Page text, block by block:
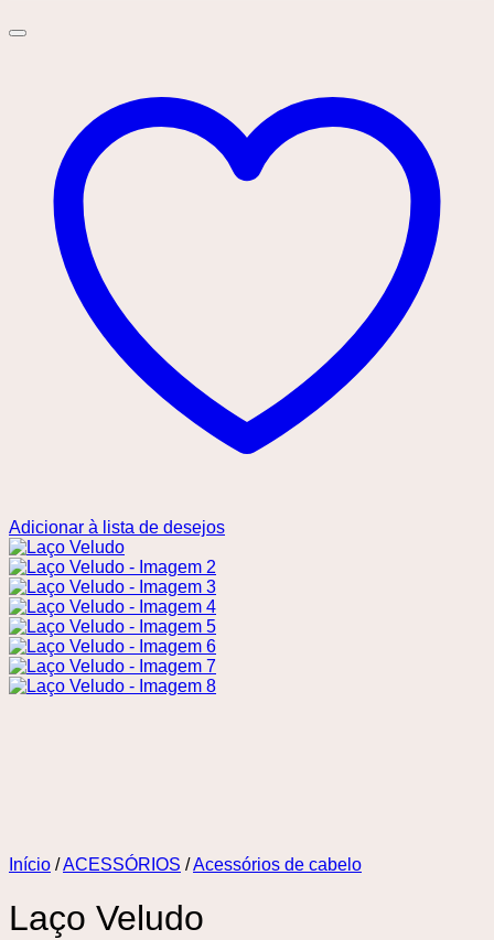
Adicionar à lista de desejos
Início /ACESSÓRIOS /Acessórios de cabelo
Laço Veludo